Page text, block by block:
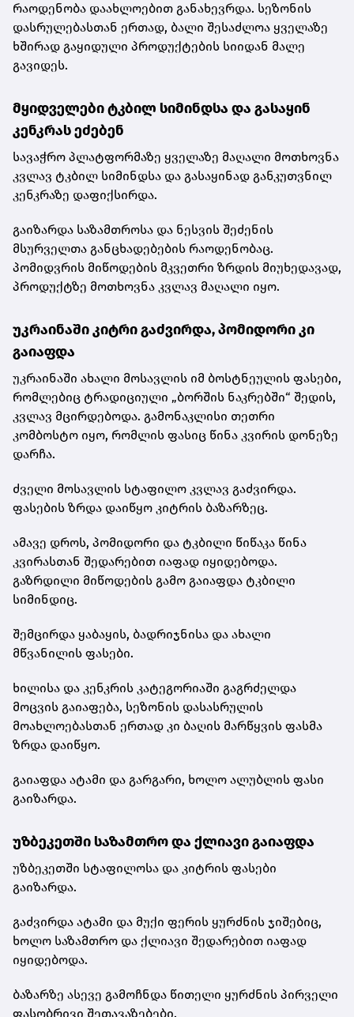
რაოდენობა დაახლოებით განახევრდა. სეზონის
დასრულებასთან ერთად, ბალი შესაძლოა ყველაზე
ხშირად გაყიდული პროდუქტების სიიდან მალე
გავიდეს.
მყიდველები ტკბილ სიმინდსა და გასაყინ
კენკრას ეძებენ
სავაჭრო პლატფორმაზე ყველაზე მაღალი მოთხოვნა
კვლავ ტკბილ სიმინდსა და გასაყინად განკუთვნილ
კენკრაზე დაფიქსირდა.
გაიზარდა საზამთროსა და ნესვის შეძენის
მსურველთა განცხადებების რაოდენობაც.
პომიდვრის მიწოდების მკვეთრი ზრდის მიუხედავად,
პროდუქტზე მოთხოვნა კვლავ მაღალი იყო.
უკრაინაში კიტრი გაძვირდა, პომიდორი კი
გაიაფდა
უკრაინაში ახალი მოსავლის იმ ბოსტნეულის ფასები,
რომლებიც ტრადიციული „ბორშის ნაკრებში“ შედის,
კვლავ მცირდებოდა. გამონაკლისი თეთრი
კომბოსტო იყო, რომლის ფასიც წინა კვირის დონეზე
დარჩა.
ძველი მოსავლის სტაფილო კვლავ გაძვირდა.
ფასების ზრდა დაიწყო კიტრის ბაზარზეც.
ამავე დროს, პომიდორი და ტკბილი წიწაკა წინა
კვირასთან შედარებით იაფად იყიდებოდა.
გაზრდილი მიწოდების გამო გაიაფდა ტკბილი
სიმინდიც.
შემცირდა ყაბაყის, ბადრიჯნისა და ახალი
მწვანილის ფასები.
ხილისა და კენკრის კატეგორიაში გაგრძელდა
მოცვის გაიაფება, სეზონის დასასრულის
მოახლოებასთან ერთად კი ბაღის მარწყვის ფასმა
ზრდა დაიწყო.
გაიაფდა ატამი და გარგარი, ხოლო ალუბლის ფასი
გაიზარდა.
უზბეკეთში საზამთრო და ქლიავი გაიაფდა
უზბეკეთში სტაფილოსა და კიტრის ფასები
გაიზარდა.
გაძვირდა ატამი და მუქი ფერის ყურძნის ჯიშებიც,
ხოლო საზამთრო და ქლიავი შედარებით იაფად
იყიდებოდა.
ბაზარზე ასევე გამოჩნდა წითელი ყურძნის პირველი
ფასობრივი შეთავაზებები.